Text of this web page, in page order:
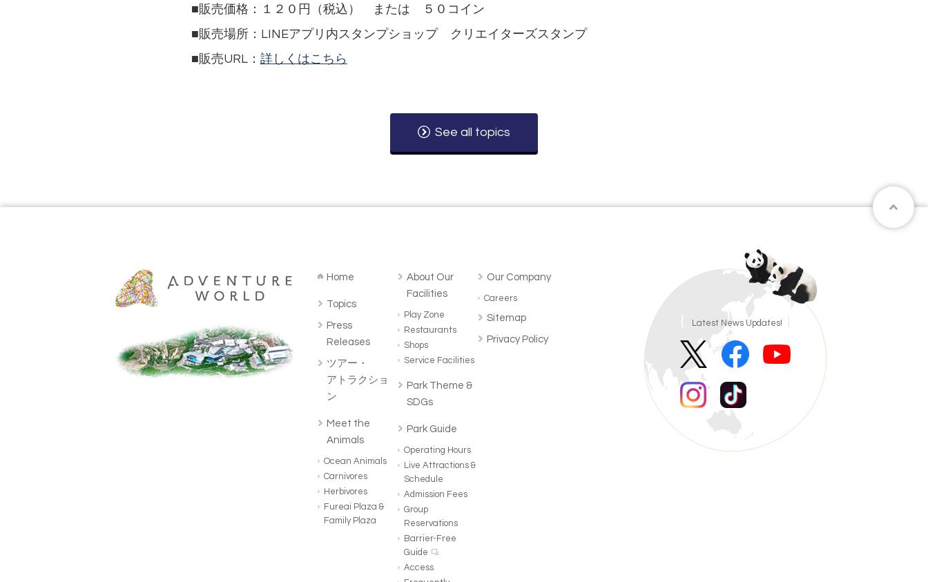
■販売価格：１２０円（税込） または ５０コイン
■販売場所：LINEアプリ内スタンプショップ クリエイターズスタンプ
■販売URL： 詳しくはこちら
See all topics
Home
Topics
Press
Releases
ツアー・
アトラクショ
ン
Meet the
Animals
Ocean Animals
Carnivores
Herbivores
Fureai Plaza &
Family Plaza
About Our
Facilities
Play Zone
Restaurants
Shops
Service Facilities
Park Theme &
SDGs
Park Guide
Operating Hours
Live Attractions &
Schedule
Admission Fees
Group
Reservations
Barrier-Free
Guide
Access
Our Company
Careers
Sitemap
Privacy Policy
Latest News Updates!